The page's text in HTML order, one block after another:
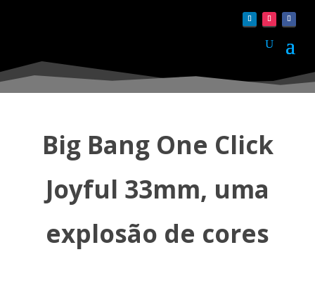
Big Bang One Click
Joyful 33mm, uma
explosão de cores